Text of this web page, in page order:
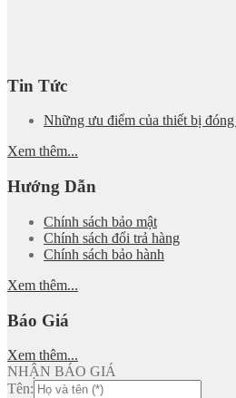
Tin Tức
Những ưu điểm của thiết bị đóng
Xem thêm...
Hướng Dẫn
Chính sách bảo mật
Chính sách đổi trả hàng
Chính sách bảo hành
Xem thêm...
Báo Giá
Xem thêm...
NHẬN BÁO GIÁ
Tên: